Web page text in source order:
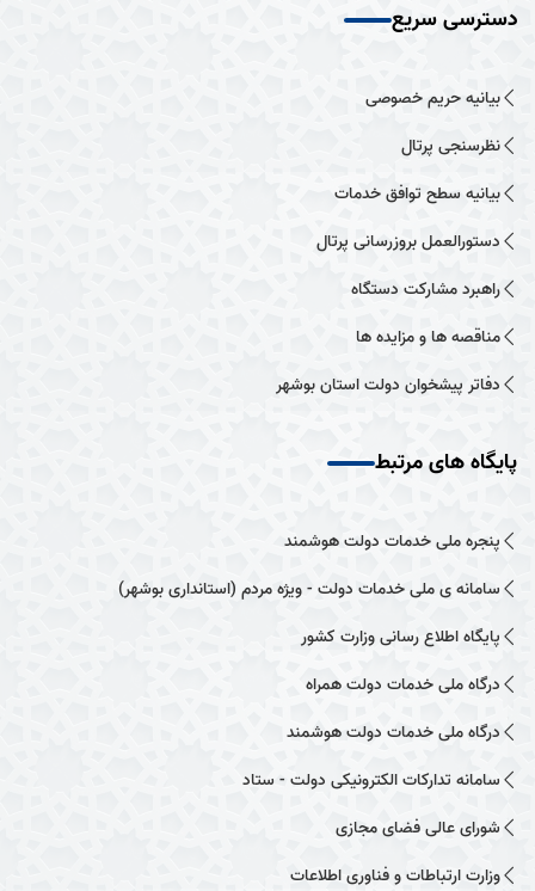
دسترسی سریع
بیانیه حریم خصوصی
نظرسنجی پرتال
بیانیه سطح توافق خدمات
دستورالعمل بروزرسانی پرتال
راهبرد مشارکت دستگاه
مناقصه ها و مزایده ها
دفاتر پیشخوان دولت استان بوشهر
پایگاه های مرتبط
پنجره ملی خدمات دولت هوشمند
سامانه ی ملی خدمات دولت - ویژه مردم (استانداری بوشهر)
پایگاه اطلاع رسانی وزارت کشور
درگاه ملی خدمات دولت همراه
درگاه ملی خدمات دولت هوشمند
سامانه تدارکات الکترونیکی دولت - ستاد
شورای عالی فضای مجازی
وزارت ارتباطات و فناوری اطلاعات